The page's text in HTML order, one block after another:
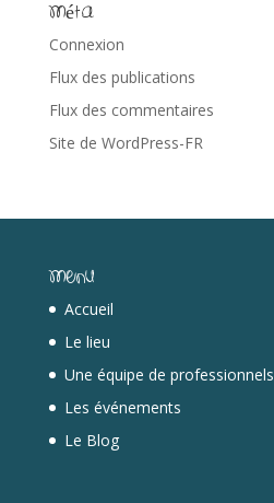
Méta
Connexion
Flux des publications
Flux des commentaires
Site de WordPress-FR
Menu
Accueil
Le lieu
Une équipe de professionnels
Les événements
Le Blog